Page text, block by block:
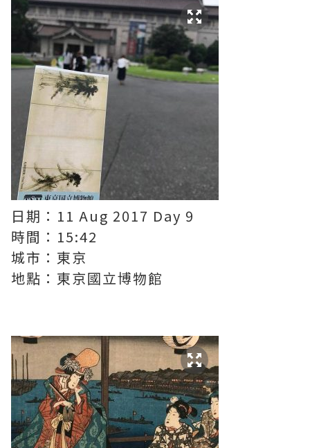
日期：11 Aug 2017 Day 9
時間：15:42
城市：東京
地點：東京國立博物館